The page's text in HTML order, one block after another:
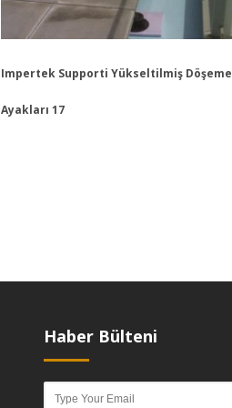
Impertek Supporti Yükseltilmiş Döşeme
Ayakları 17
Haber Bülteni